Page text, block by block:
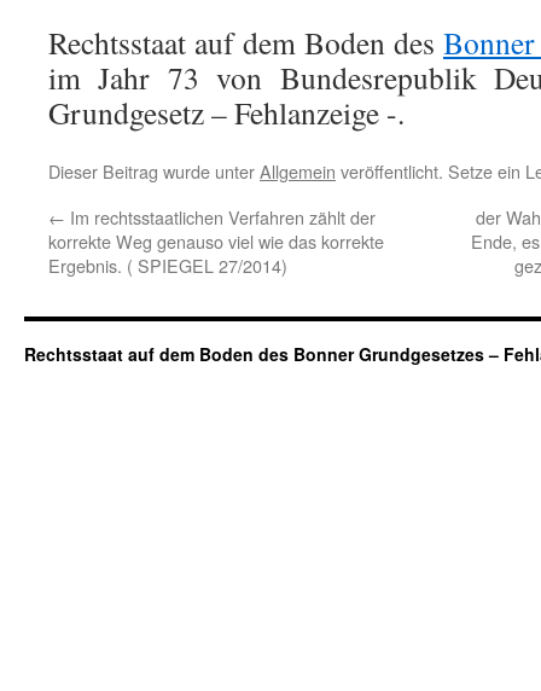
Rechtsstaat auf dem Boden des Bonner
im Jahr 73 von Bundesrepublik
Grundgesetz – Fehlanzeige -.
Dieser Beitrag wurde unterAllgemein veröffentlicht. Setze ein
← Im rechtsstaatlichen Verfahren zählt der
korrekte Weg genauso viel wie das korrekte
Ergebnis. ( SPIEGEL 27/2014)
der
Ende,
Rechtsstaat auf dem Boden des Bonner Grundgesetzes –